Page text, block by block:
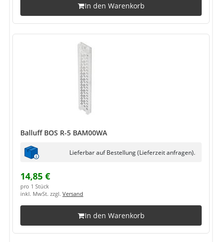
In den Warenkorb
Balluff BOS R-5 BAM00WA
Lieferbar auf Bestellung (Lieferzeit anfragen).
14,85 €
pro 1 Stück
inkl. MwSt. zzgl. Versand
In den Warenkorb